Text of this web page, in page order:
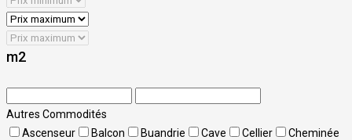
m2
Autres Commodités
Ascenseur
Balcon Buandrie Cave Cellier
Cheminée